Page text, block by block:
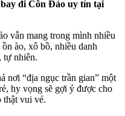
đi Côn Đảo uy tín tại
vẫn mang trong mình nhiều
ào, xô bồ, nhiều danh
tự nhiên.
nơi “địa ngục trần gian” một
hy vọng sẽ gợi ý được cho
thật vui vẻ.